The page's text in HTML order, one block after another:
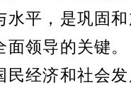
水平，是巩固
面领导的关键
民经济和社会